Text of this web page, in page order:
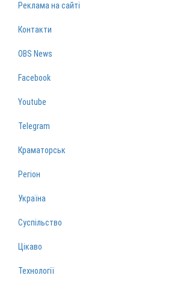
Реклама на сайті
Контакти
OBS News
Facebook
Youtube
Telegram
Краматорськ
Регіон
Україна
Суспільство
Цікаво
Технології